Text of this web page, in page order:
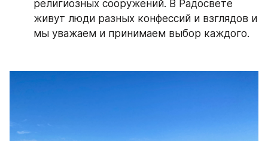
религиозных сооружений. В Радосвете
живут люди разных конфессий и взглядов и
мы уважаем и принимаем выбор каждого.